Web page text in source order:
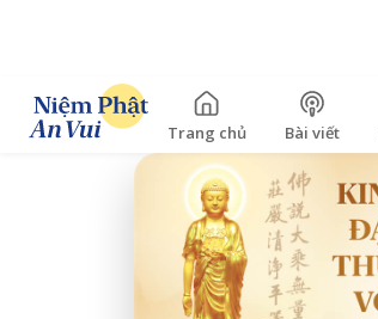
Trang chủ Bài viết